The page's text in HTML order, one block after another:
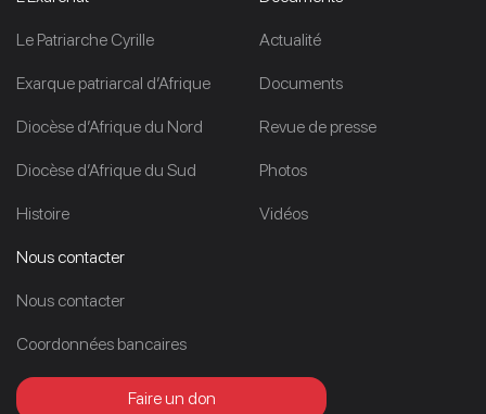
Le Patriarche Cyrille
Exarque patriarcal d’Afrique
Diocèse d’Afrique du Nord
Diocèse d’Afrique du Sud
Histoire
Actualité
Documents
Revue de presse
Photos
Vidéos
Nous contacter
Nous contacter
Coordonnées bancaires
Faire un don